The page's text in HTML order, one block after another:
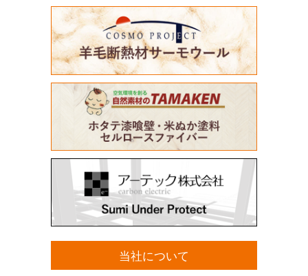
当社について